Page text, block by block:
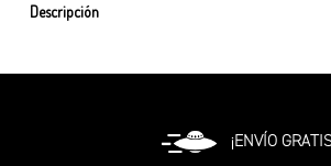
Descripción
¡ENVÍO